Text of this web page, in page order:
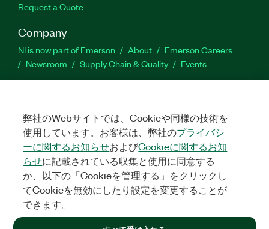
Request a Quote
Company
NI is now part of Emerson About
Emerson Careers
Newsroom
Supply Chain & Quality Events
Activate a Product
Submit a Service Request
Site
Feedback
Facebook
TwitterLinkedIn
©2026NATIONAL INSTRUMENTS CORP. ALL RIGHTS RESERVED.
弊社のWebサイトでは、Cookieや同様の技術を
使用しています。お客様は、弊社のプライバシ
ーに関するお知らせおよびCookieに関するお知
らせに記載されている収集と使用に同意する
か、以下の「Cookieを管理する」をクリックし
てCookieを無効にしたり設定を変更することが
できます。